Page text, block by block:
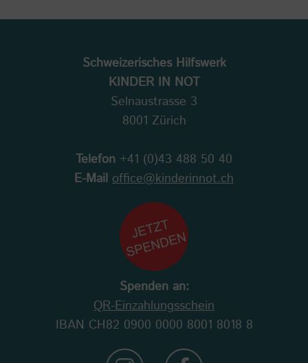
Schweizerisches Hilfswerk
KINDER IN NOT
Selnaustrasse 3
8001 Zürich
Telefon +41 (0)43 488 50 40
E-Mail office@kinderinnot.ch
Spenden an:
QR-Einzahlungsschein
IBAN CH82 0900 0000 8001 8018 8